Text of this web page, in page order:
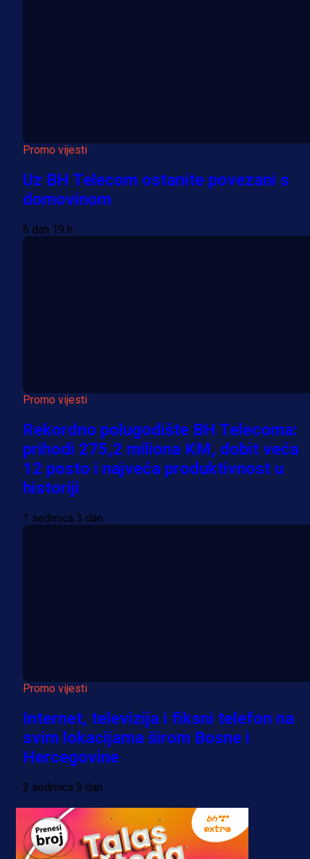
Promo vijesti
Uz BH Telecom ostanite povezani s
domovinom
6 dan 19 h
Promo vijesti
Rekordno polugodište BH Telecoma:
prihodi 275,2 miliona KM, dobit veća
12 posto i najveća produktivnost u
historiji
1 sedmica 3 dan
Promo vijesti
Internet, televizija i fiksni telefon na
svim lokacijama širom Bosne i
Hercegovine
2 sedmica 3 dan